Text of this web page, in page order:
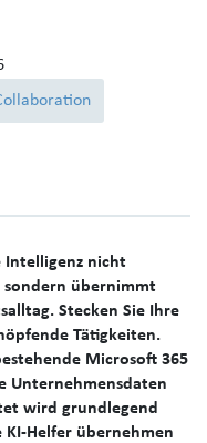
nicht
sondern übernimmt
Stecken Sie Ihre
Tätigkeiten.
Microsoft 365
Unternehmensdaten
wird grundlegend
übernehmen